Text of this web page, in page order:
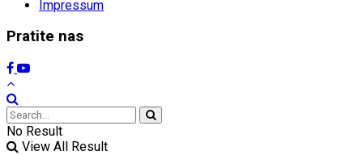
Impressum
Pratite nas
No Result
View All Result